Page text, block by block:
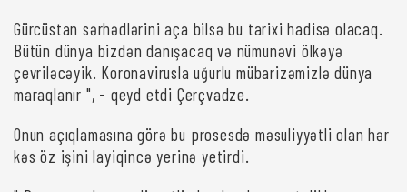
Gürcüstan sərhədlərini aça bilsə bu tarixi hadisə olacaq.
Bütün dünya bizdən danışacaq və nümunəvi ölkəyə
çevriləcəyik. Koronavirusla uğurlu mübarizəmizlə dünya
maraqlanır ", - qeyd etdi Çerçvadze.
Onun açıqlamasına görə bu prosesdə məsuliyyətli olan hər
kəs öz işini layiqincə yerinə yetirdi.